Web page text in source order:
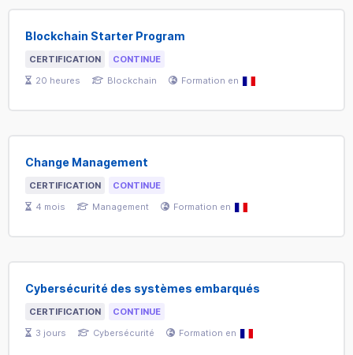
Blockchain Starter Program
CERTIFICATION
CONTINUE
20 heures Blockchain Formation en
Change Management
CERTIFICATION
CONTINUE
4 mois Management Formation en
Cybersécurité des systèmes embarqués
CERTIFICATION
CONTINUE
3 jours Cybersécurité Formation en